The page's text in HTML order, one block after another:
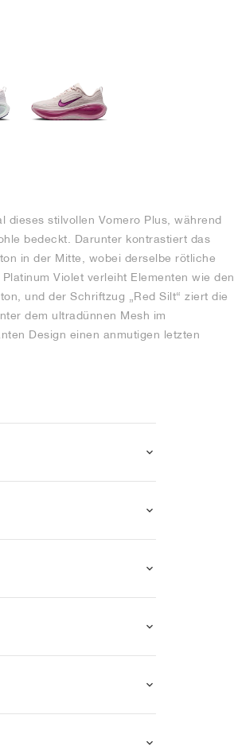
dieses stilvollen Vomero Plus, während
bedeckt. Darunter kontrastiert das
in der Mitte, wobei derselbe rötliche
Violet verleiht Elementen wie den
und der Schriftzug „Red Silt“ ziert die
dem ultradünnen Mesh im
Design einen anmutigen letzten